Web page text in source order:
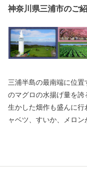
神奈川県三浦市のご
三浦半島の最南端に位
のマグロの水揚げ量を
生かした畑作も盛んに
ャベツ、すいか、メロ
ますので、お買い物や